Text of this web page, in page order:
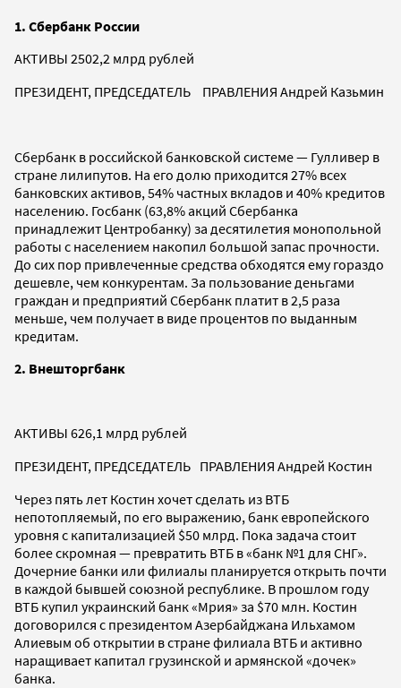
1. Сбербанк России
АКТИВЫ 2502,2 млрд рублей
ПРЕЗИДЕНТ, ПРЕДСЕДАТЕЛЬ ПРАВЛЕНИЯ Андрей Казьмин
Сбербанк в российской банковской системе — Гулливер в
стране лилипутов. На его долю приходится 27% всех
банковских активов, 54% частных вкладов и 40% кредитов
населению. Госбанк (63,8% акций Сбербанка
принадлежит Центробанку) за десятилетия монопольной
работы с населением накопил большой запас прочности.
До сих пор привлеченные средства обходятся ему гораздо
дешевле, чем конкурентам. За пользование деньгами
граждан и предприятий Сбербанк платит в 2,5 раза
меньше, чем получает в виде процентов по выданным
кредитам.
2. Внешторгбанк
АКТИВЫ 626,1 млрд рублей
ПРЕЗИДЕНТ, ПРЕДСЕДАТЕЛЬ ПРАВЛЕНИЯ Андрей Костин
Через пять лет Костин хочет сделать из ВТБ
непотопляемый, по его выражению, банк европейского
уровня с капитализацией $50 млрд. Пока задача стоит
более скромная — превратить ВТБ в «банк №1 для СНГ».
Дочерние банки или филиалы планируется открыть почти
в каждой бывшей союзной республике. В прошлом году
ВТБ купил украинский банк «Мрия» за $70 млн. Костин
договорился с президентом Азербайджана Ильхамом
Алиевым об открытии в стране филиала ВТБ и активно
наращивает капитал грузинской и армянской «дочек»
банка.